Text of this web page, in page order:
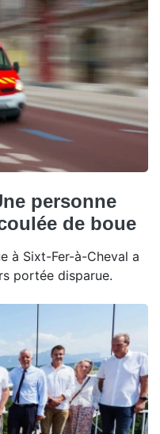
personne
de boue
à Sixt-Fer-à-Cheval a
portée disparue.